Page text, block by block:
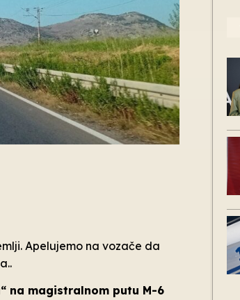
Apelujemo na vozače da
na magistralnom putu M-6